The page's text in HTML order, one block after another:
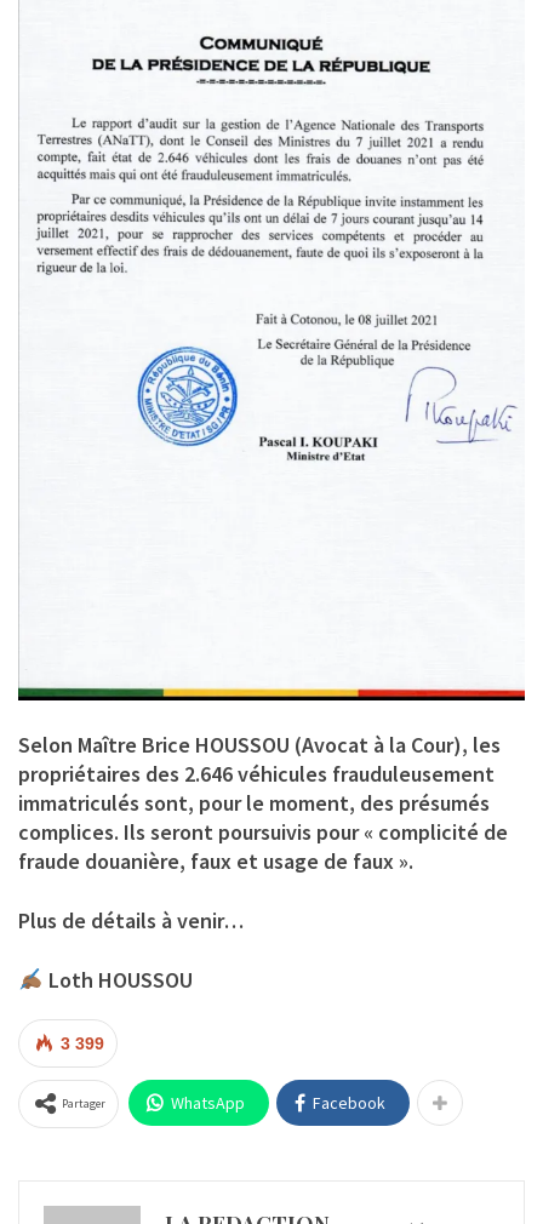
Selon Maître Brice HOUSSOU (Avocat à la Cour), les
propriétaires des 2.646 véhicules frauduleusement
immatriculés sont, pour le moment, des présumés
complices. Ils seront poursuivis pour « complicité de
fraude douanière, faux et usage de faux ».
Plus de détails à venir…
Loth HOUSSOU
3 399
Partager WhatsApp Facebook